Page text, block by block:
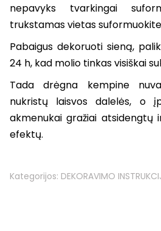
nepavyks tvarkingai
trukstamas vietas
Pabaigus dekoruoti sieną,
24 h, kad molio tinkas visiškai
Tada drėgna kempine
nukristų laisvos dalelės, o
akmenukai gražiai atsidengtų
efektų.
Kategorijos: DEKORAVIMO